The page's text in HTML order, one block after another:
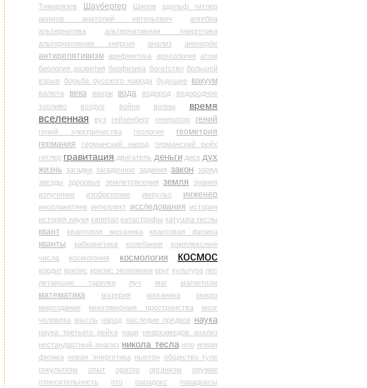
Тимирязев
Шаубергер Шипов
адольф гитлер
акимов анатолий евгеньевич
алгебра
альтернатива
альтернативная энергетика
альтернативная энергия
анализ аненербе
антирелятивизм арифметика археология атом
биология развития биофизика богатство большой
взрыв
борьба русского народа будущее вакуум
валюта века вихри вода водород
водородное
топливо
воздух война волны
время
вселенная
вуз гейзенберг генератор гений
гений электричества геология
геометрия
германия
германский народ
германский рейх
гитлер гравитация двигатель деньги диск дух
жизнь загадки загадочное задания закон заряд
звезды
здоровье землетрясения земля
знания
излучение
изобретения импульс инженер
инопланетяне интеллект исследования история
история науки капитал катастрофы катушка теслы
квант квантовая механика квантовая физика
кванты кибернетика колебания
комплексные
числа
космогония космология космос
кредит кризис кризис экономики круг культура лес
летающие тарелки
луч маг магнетизм
математика материя механика
микро
мироздание
многомерные пространства
мозг
человека мысль народ наследие предков наука
наука третьего рейха наци
неархимедов анализ
нестандартный анализ никола тесла нло новая
физика новая энергетика ньютон общество туле
оккультизм
опыт оратор организм
оружие
относительность
ото парадокс
парадоксы